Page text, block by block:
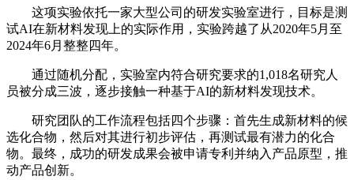
这项实验依托一家大型公司的研发实验室进行，目标是测
试AI在新材料发现上的实际作用，实验跨越了从2020年5月至
2024年6月整整四年。
通过随机分配，实验室内符合研究要求的1,018名研究人
员被分成三波，逐步接触一种基于AI的新材料发现技术。
研究团队的工作流程包括四个步骤：首先生成新材料的候
选化合物，然后对其进行初步评估，再测试最有潜力的化合
物。最终，成功的研发成果会被申请专利并纳入产品原型，推
动产品创新。